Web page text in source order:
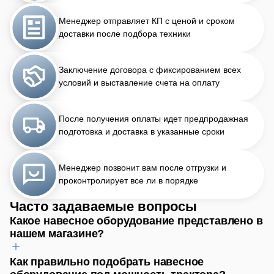
Менеджер отправляет КП с ценой и сроком
доставки после подбора техники
Заключение договора с фиксированием всех
условий и выставление счета на оплату
После получения оплаты идет предпродажная
подготовка и доставка в указанные сроки
Менеджер позвонит вам после отгрузки и
проконтролирует все ли в порядке
Часто задаваемые вопросы
Какое навесное оборудование представлено в
нашем магазине?
Для обработки почвы найдёте плуги, бороны, культиваторы.
Как правильно подобрать навесное